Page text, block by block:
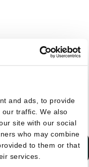
and ads, to provide
traffic. We also
site with our social
who may combine
to them or that
services.
bad trip
huis
Gratis